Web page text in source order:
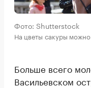
Фото: Shutterstock
На цветы сакуры
Больше всего
Васильевском